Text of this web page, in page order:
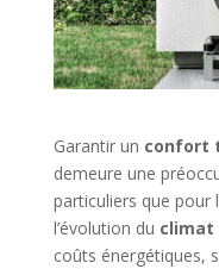
Garantir un confort
demeure une
particuliers que pour
l’évolution du climat
coûts énergétiques,